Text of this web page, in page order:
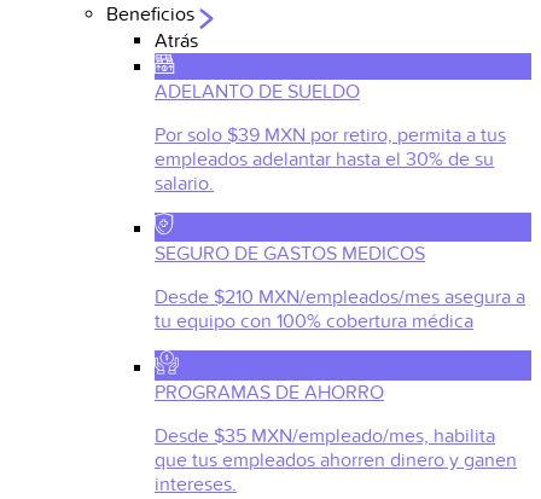
Beneficios
Atrás
ADELANTO DE SUELDO
Por solo $39 MXN por retiro, permita a tus
empleados adelantar hasta el 30% de su
salario.
SEGURO DE GASTOS MEDICOS
Desde $210 MXN/empleados/mes asegura a
tu equipo con 100% cobertura médica
PROGRAMAS DE AHORRO
Desde $35 MXN/empleado/mes, habilita
que tus empleados ahorren dinero y ganen
intereses.